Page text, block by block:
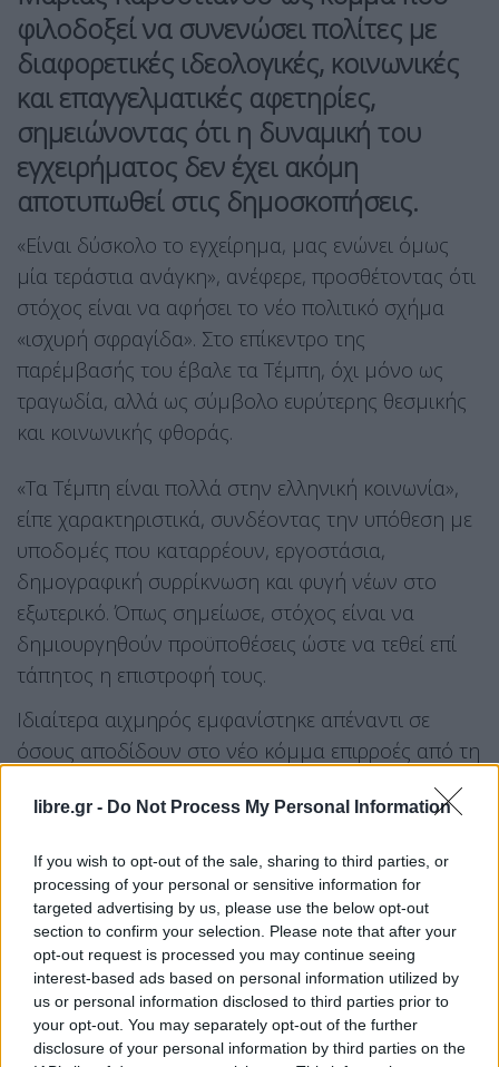
libre.gr - Do Not Process My Personal Information
If you wish to opt-out of the sale, sharing to third parties, or
processing of your personal or sensitive information for
targeted advertising by us, please use the below opt-out
section to confirm your selection. Please note that after your
opt-out request is processed you may continue seeing
interest-based ads based on personal information utilized by
us or personal information disclosed to third parties prior to
your opt-out. You may separately opt-out of the further
disclosure of your personal information by third parties on the
φιλοδοξεί να συνενώσει πολίτες με
διαφορετικές ιδεολογικές, κοινωνικές
και επαγγελματικές αφετηρίες,
σημειώνοντας ότι η δυναμική του
εγχειρήματος δεν έχει ακόμη
αποτυπωθεί στις δημοσκοπήσεις.
«Είναι δύσκολο το εγχείρημα, μας ενώνει όμως
μία τεράστια ανάγκη», ανέφερε, προσθέτοντας ότι
στόχος είναι να αφήσει το νέο πολιτικό σχήμα
«ισχυρή σφραγίδα». Στο επίκεντρο της
παρέμβασής του έβαλε τα Τέμπη, όχι μόνο ως
τραγωδία, αλλά ως σύμβολο ευρύτερης θεσμικής
και κοινωνικής φθοράς.
«Τα Τέμπη είναι πολλά στην ελληνική κοινωνία»,
είπε χαρακτηριστικά, συνδέοντας την υπόθεση με
υποδομές που καταρρέουν, εργοστάσια,
δημογραφική συρρίκνωση και φυγή νέων στο
εξωτερικό. Όπως σημείωσε, στόχος είναι να
δημιουργηθούν προϋποθέσεις ώστε να τεθεί επί
τάπητος η επιστροφή τους.
Ιδιαίτερα αιχμηρός εμφανίστηκε απέναντι σε
όσους αποδίδουν στο νέο κόμμα επιρροές από τη
«αστείες, ενοχλητικές και προβοκατόρικες»,
πρέπει να προσκομίσει αποδείξεις. «Ένας
γυρολόγος των δικτύων και των καναλιών έλαβε
δύο μηνύσεις και το ίδιο θα κάνουμε και στο
μέλλον», είπε.
Στο ερώτημα για τη χρηματοδότηση, η απάντησή
του ήταν κοφτή: «Η κυρία Καρυστιανού». Ο